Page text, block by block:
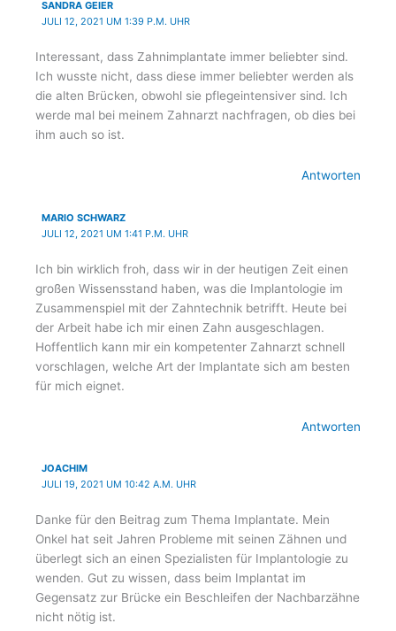
SANDRA GEIER
JULI 12, 2021 UM 1:39 P.M. UHR
Interessant, dass Zahnimplantate immer beliebter sind.
Ich wusste nicht, dass diese immer beliebter werden als
die alten Brücken, obwohl sie pflegeintensiver sind. Ich
werde mal bei meinem Zahnarzt nachfragen, ob dies bei
ihm auch so ist.
Antworten
MARIO SCHWARZ
JULI 12, 2021 UM 1:41 P.M. UHR
Ich bin wirklich froh, dass wir in der heutigen Zeit einen
großen Wissensstand haben, was die Implantologie im
Zusammenspiel mit der Zahntechnik betrifft. Heute bei
der Arbeit habe ich mir einen Zahn ausgeschlagen.
Hoffentlich kann mir ein kompetenter Zahnarzt schnell
vorschlagen, welche Art der Implantate sich am besten
für mich eignet.
Antworten
JOACHIM
JULI 19, 2021 UM 10:42 A.M. UHR
Danke für den Beitrag zum Thema Implantate. Mein
Onkel hat seit Jahren Probleme mit seinen Zähnen und
überlegt sich an einen Spezialisten für Implantologie zu
wenden. Gut zu wissen, dass beim Implantat im
Gegensatz zur Brücke ein Beschleifen der Nachbarzähne
nicht nötig ist.